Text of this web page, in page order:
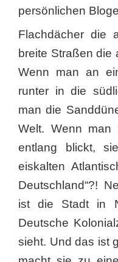
persönlichen
Flachdächer die
breite Straßen die
Wenn man an
runter in die
man die
Welt. Wenn man
entlang blickt,
eiskalten
Deutschland“?!
ist die Stadt in
Deutsche
sieht. Und das ist